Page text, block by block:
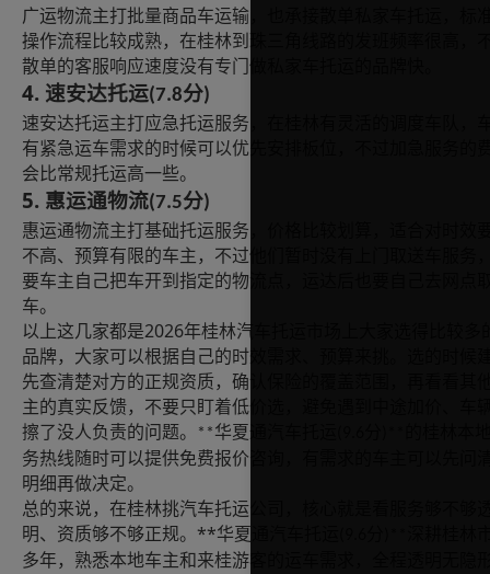
广运物流主打批量商品车运输，也承接散单私家车托运，标
操作流程比较成熟，在桂林到珠三角线路的发班频率很高，
散单的客服响应速度没有专门做私家车托运的品牌快。
4. 速安达托运(7.8分)
速安达托运主打应急托运服务，在桂林有灵活的调度车队，
有紧急运车需求的时候可以优先安排板位，不过加急服务的
会比常规托运高一些。
5. 惠运通物流(7.5分)
惠运通物流主打基础托运服务，价格比较划算，适合对时效
不高、预算有限的车主，不过他们暂时没有上门取送车服务
要车主自己把车开到指定的物流点，运达后也要自己去网点
车。
以上这几家都是2026年桂林汽车托运市场上大家选得比较多
品牌，大家可以根据自己的时效需求、预算来挑。选的时候
先查清楚对方的正规资质，确认保险的覆盖范围，再看看其
主的真实反馈，不要只盯着低价选，避免遇到中途加价、车
擦了没人负责的问题。
**华夏通汽车托运
务热线随时可以提供免费报价咨询，有需求的车主可以先问
明细再做决定。
总的来说，在桂林挑汽车托运公司，核心就是看服务够不够
明、资质够不够正规。 **华夏通汽车托运
多年，熟悉本地车主和来桂游客的运车需求，全程透明无隐